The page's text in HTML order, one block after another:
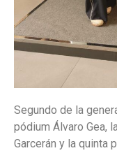
Segundo de la
pódium Álvaro Gea,
Garcerán y la quinta